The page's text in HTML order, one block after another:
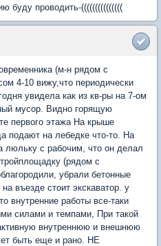
буду проводить-(((((((((((((((
(м-н рядом с
4-10 вижу,что периодически
увидела как из кв-ры на 7-ом
мусор. Видно горящую
первого этажа На крыше
подают на лебедке что-то. На
люльку с рабочим, что он делал
(рядом с
убрали бетонные
въезде стоит экскаватор. у
внутренние работы все-таки
силами и темпами, При такой
внутреннюю и внешнюю
быть еще и рано. НЕ